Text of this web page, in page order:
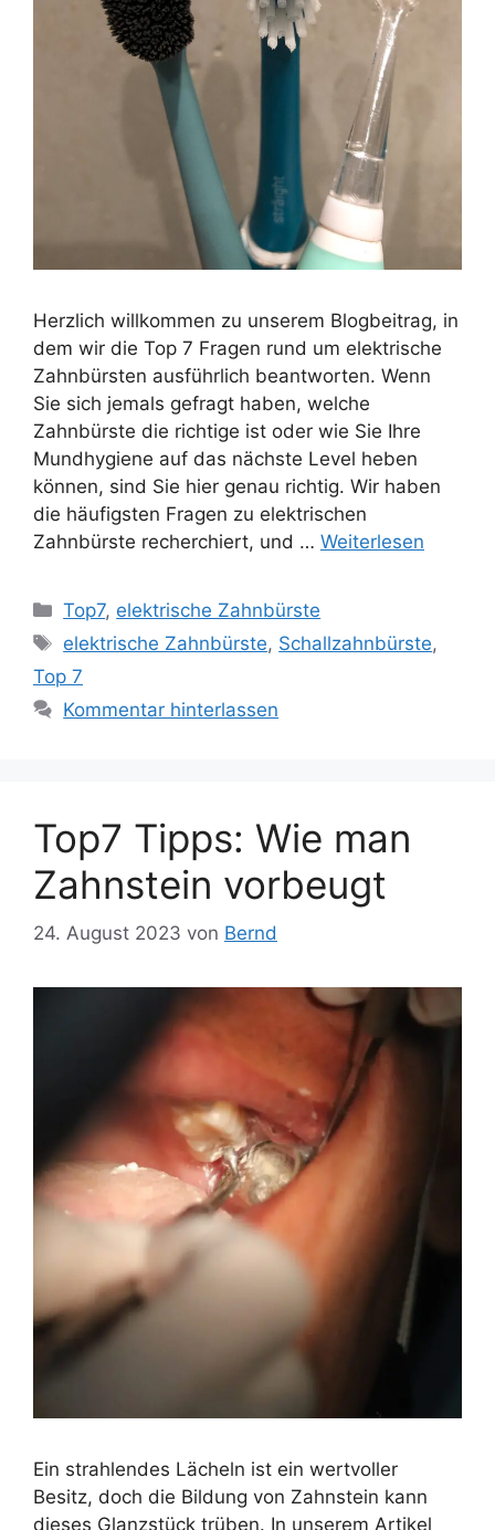
Herzlich willkommen zu unserem Blogbeitrag, in
dem wir die Top 7 Fragen rund um elektrische
Zahnbürsten ausführlich beantworten. Wenn
Sie sich jemals gefragt haben, welche
Zahnbürste die richtige ist oder wie Sie Ihre
Mundhygiene auf das nächste Level heben
können, sind Sie hier genau richtig. Wir haben
die häufigsten Fragen zu elektrischen
Zahnbürste recherchiert, und … Weiterlesen
Kategorien
Top7, elektrische Zahnbürste
Schlagwörter
elektrische Zahnbürste, Schallzahnbürste,
Top 7
Kommentar hinterlassen
Top7 Tipps: Wie man
Zahnstein vorbeugt
24. August 2023 von Bernd
Ein strahlendes Lächeln ist ein wertvoller
Besitz, doch die Bildung von Zahnstein kann
dieses Glanzstück trüben. In unserem Artikel